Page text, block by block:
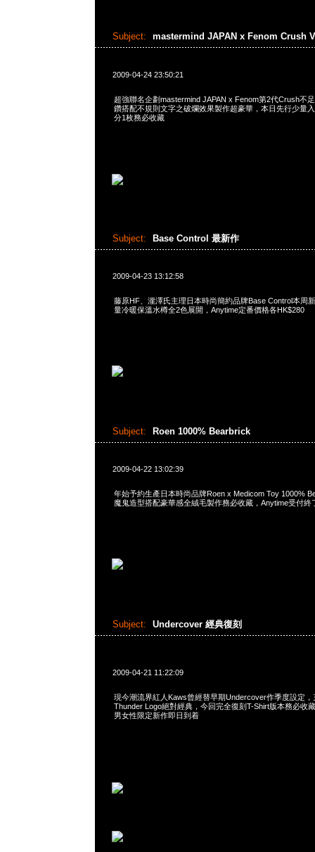
Subject: mastermind JAPAN x Fenom Crush
2009-04-24 23:50:21
超強聯名企劃mastermind JAPAN x Fenom第2代Crush不
鑽搭配不規則文字之破爛效果製作超豪華，本日先行少量
分1枚務必收藏
Subject: Base Control 最新作
2009-04-23 13:12:58
藤原HF、瀧澤氏主理日本時尚簡約品牌Base Control本周
量冷暖保溫水樽全2色展開，Anytime定番價格各HK$280
Subject: Roen 1000% Bearbrick
2009-04-22 13:02:39
年始予約生產日本時尚品牌Roen x Medicom Toy 1000%
魔鬼造型搭配豪華感全絨毛製作務必收藏，Anytime受付終
Subject: Undercover 經典復刻
2009-04-21 11:22:09
現今潮流界紅人Kaws曾經替早期Undercover作季度設定
Thunder Logo絕對經典，今回完全復刻T-Shirt版本務必收
男女性限定新作即日到着